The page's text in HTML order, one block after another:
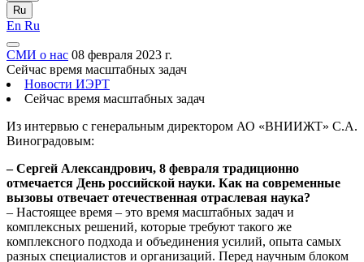
Ru
En Ru
СМИ о нас 08 февраля 2023 г.
Сейчас время масштабных задач
Новости ИЭРТ
Сейчас время масштабных задач
Из интервью с генеральным директором АО «ВНИИЖТ» С.А.
Виноградовым:
– Сергей Александрович, 8 февраля традиционно
отмечается День российской науки. Как на современные
вызовы отвечает отечественная отраслевая наука?
– Настоящее время – это время масштабных задач и
комплексных решений, которые требуют такого же
комплексного подхода и объединения усилий, опыта самых
разных специалистов и организаций. Перед научным блоком